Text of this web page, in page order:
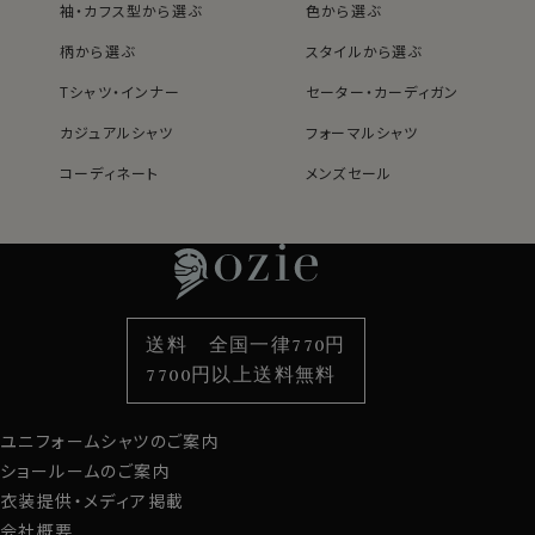
袖・カフス型から選ぶ
色から選ぶ
柄から選ぶ
スタイルから選ぶ
Tシャツ・インナー
セーター・カーディガン
カジュアルシャツ
フォーマルシャツ
コーディネート
メンズセール
袖・カフス型から選ぶ
色から選ぶ
柄から選ぶ
スタイルから選ぶ
カジュアルシャツ
定番シャツ
カフスボタン
サスペンダー
財布・名刺入れ
バッグ
ストール・マフラー
グローブ
ユニフォームシャツのご案内
ショールームのご案内
衣装提供・メディア掲載
会社概要
送料 全国一律770円
7700円以上送料無料